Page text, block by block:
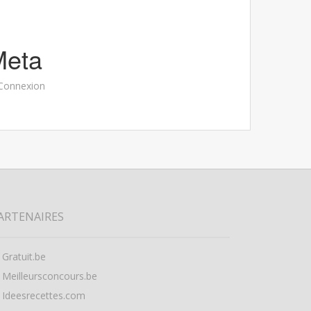
Gratuit.be
Meilleursconcours.be
Ideesrecettes.com